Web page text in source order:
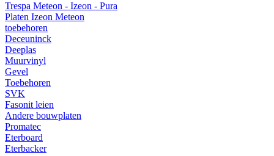
Trespa Meteon - Izeon - Pura
Platen Izeon Meteon
toebehoren
Deceuninck
Deeplas
Muurvinyl
Gevel
Toebehoren
SVK
Fasonit leien
Andere bouwplaten
Promatec
Eterboard
Eterbacker